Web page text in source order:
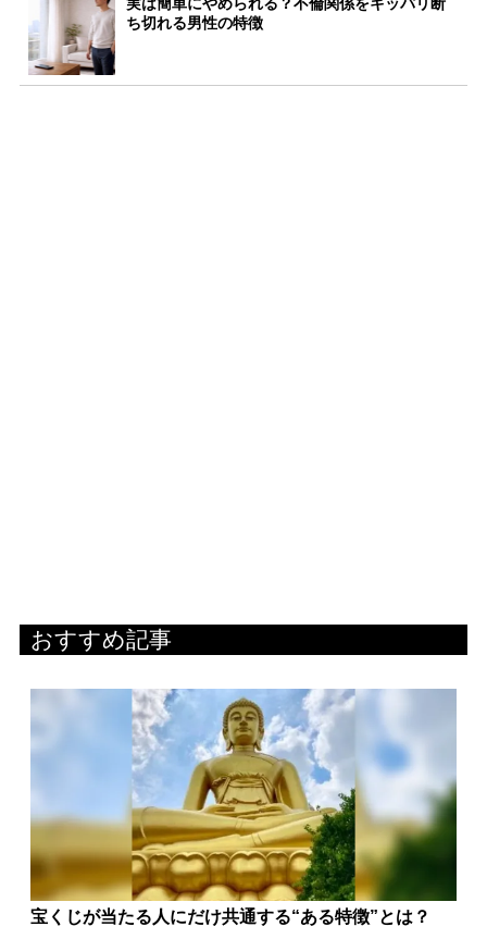
ち切れる男性の特徴
おすすめ記事
宝くじが当たる人にだけ共通する“ある特徴”とは？